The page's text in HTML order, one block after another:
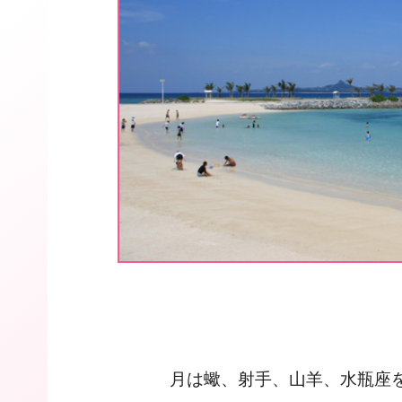
月は蠍、射手、山羊、水瓶座